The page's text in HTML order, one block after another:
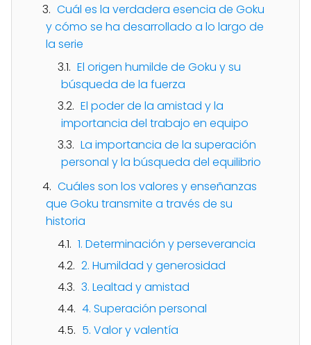
Cuál es la verdadera esencia de Goku
y cómo se ha desarrollado a lo largo de
la serie
El origen humilde de Goku y su
búsqueda de la fuerza
El poder de la amistad y la
importancia del trabajo en equipo
La importancia de la superación
personal y la búsqueda del equilibrio
Cuáles son los valores y enseñanzas
que Goku transmite a través de su
historia
1. Determinación y perseverancia
2. Humildad y generosidad
3. Lealtad y amistad
4. Superación personal
5. Valor y valentía